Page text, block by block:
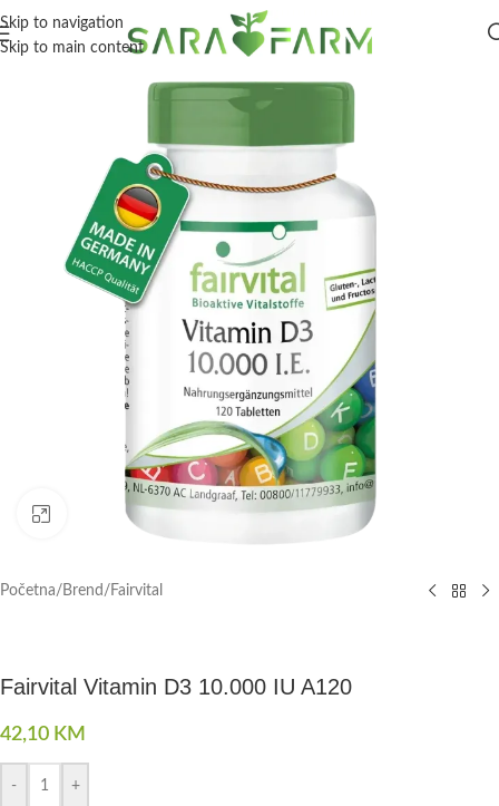
Skip to navigation
Skip to main content
Click to enlarge
Početna/ Brend / Fairvital
Fairvital Vitamin D3 10.000 IU A120
42,10 KM
- +